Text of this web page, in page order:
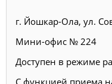
г. Йошкар-Ола, ул.
Мини-офис № 224
Доступен в режиме
С функцией приема